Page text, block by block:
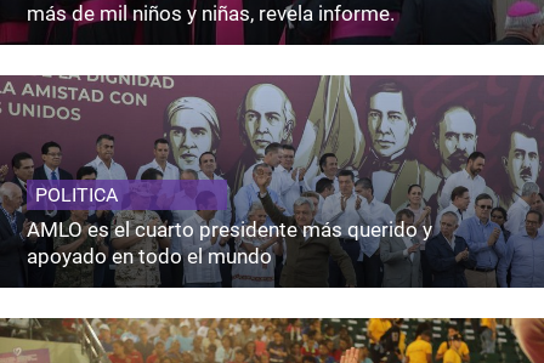
más de mil niños y niñas, revela informe.
POLITICA
AMLO es el cuarto presidente más querido y
apoyado en todo el mundo